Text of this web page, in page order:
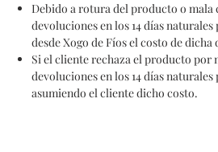
Debido a rotura del producto o mala
devoluciones en los 14 días
desde Xogo de Fíos el costo de
Si el cliente rechaza el producto por
devoluciones en los 14 días
asumiendo el cliente dicho costo.